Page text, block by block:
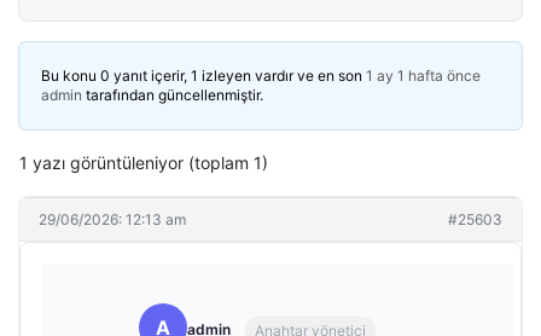
Bu konu 0 yanıt içerir, 1 izleyen vardır ve en son 1 ay 1 hafta önce
admin tarafından güncellenmiştir.
1 yazı görüntüleniyor (toplam 1)
29/06/2026: 12:13 am #25603
A admin Anahtar yönetici